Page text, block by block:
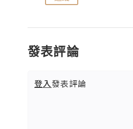
發表評論
登入發表評論